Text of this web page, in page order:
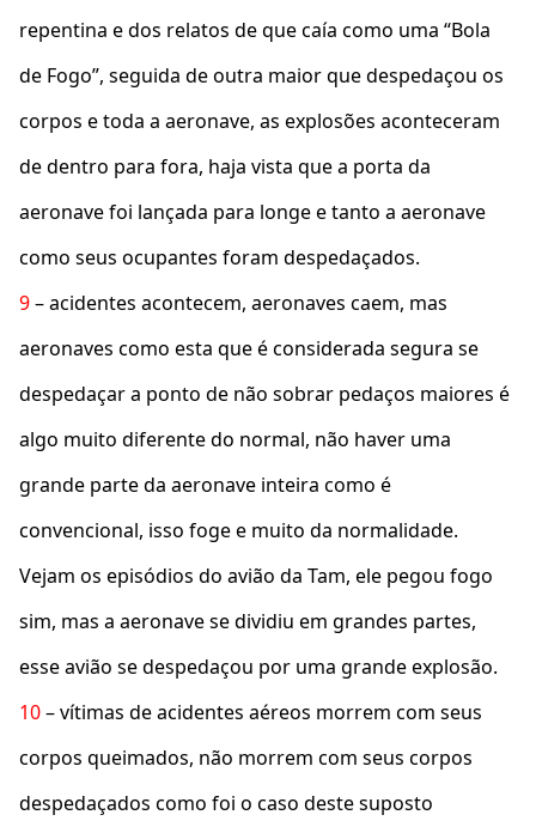
repentina e dos relatos de que caía como uma “Bola
de Fogo”, seguida de outra maior que despedaçou os
corpos e toda a aeronave, as explosões aconteceram
de dentro para fora, haja vista que a porta da
aeronave foi lançada para longe e tanto a aeronave
como seus ocupantes foram despedaçados.
9– acidentes acontecem, aeronaves caem, mas
aeronaves como esta que é considerada segura se
despedaçar a ponto de não sobrar pedaços maiores é
algo muito diferente do normal, não haver uma
grande parte da aeronave inteira como é
convencional, isso foge e muito da normalidade.
Vejam os episódios do avião da Tam, ele pegou fogo
sim, mas a aeronave se dividiu em grandes partes,
esse avião se despedaçou por uma grande explosão.
10– vítimas de acidentes aéreos morrem com seus
corpos queimados, não morrem com seus corpos
despedaçados como foi o caso deste suposto